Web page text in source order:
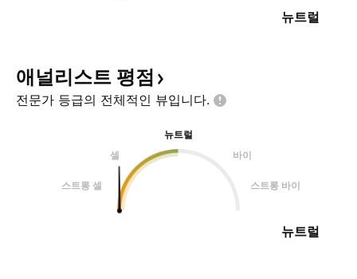
뉴트럴
애널리스트 평점
전문가 등급의 전체적인 뷰입니다.
뉴트럴
셀
바이
스트롱 셀 스트롱 바이
뉴트럴